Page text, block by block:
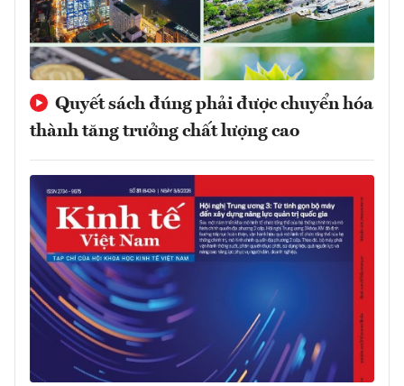
Quyết sách đúng phải được chuyển hóa
thành tăng trưởng chất lượng cao